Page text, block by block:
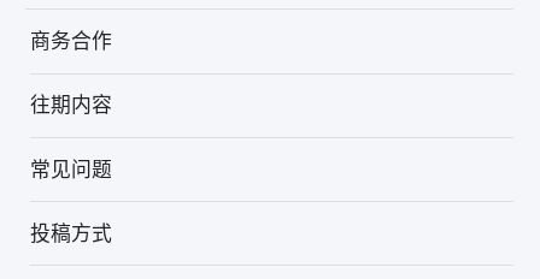
商务合作
往期内容
常见问题
投稿方式